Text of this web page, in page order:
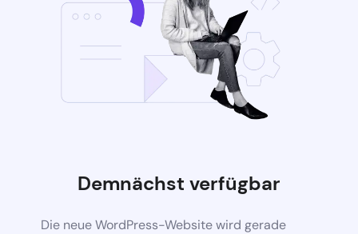
Demnächst verfügbar
Die neue WordPress-Website wird gerade